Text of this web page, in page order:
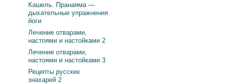
Кашель. Пранаяма —
дыхательные упражнения
йоги
Лечение отварами,
настоями и настойками 2
Лечение отварами,
настоями и настойками 3
Рецепты русских
знахарей 2